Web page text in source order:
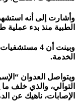
الطبية منذ بدء
الخدمة.
الإصابات، ناهيك عن